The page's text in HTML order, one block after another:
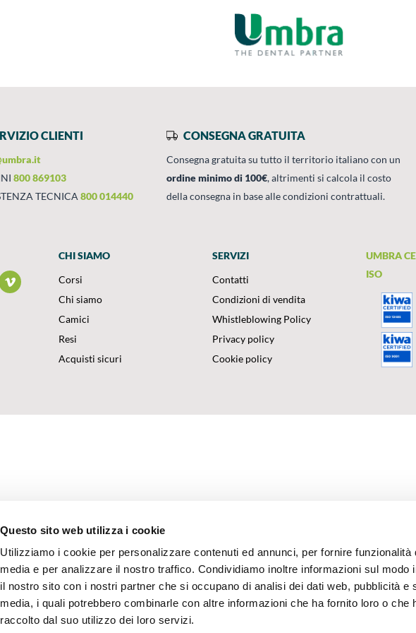
Questo sito web utilizza i cookie
Utilizziamo i cookie per personalizzare contenuti ed annunci, per fornire funzionalità
media e per analizzare il nostro traffico. Condividiamo inoltre informazioni sul modo
il nostro sito con i nostri partner che si occupano di analisi dei dati web, pubblicità e
media, i quali potrebbero combinarle con altre informazioni che ha fornito loro o che
raccolto dal suo utilizzo dei loro servizi.
CLIENTI
800 869103
TECNICA 800 014440
CONSEGNA GRATUITA
Consegna gratuita su tutto il territorio italiano con un
ordine minimo di 100€, altrimenti si calcola il costo
della consegna in base alle condizioni contrattuali.
CHI SIAMO
Corsi
Chi siamo
Camici
Resi
Acquisti sicuri
SERVIZI
Contatti
Condizioni di vendita
Whistleblowing Policy
Privacy policy
Cookie policy
UMBRA
ISO